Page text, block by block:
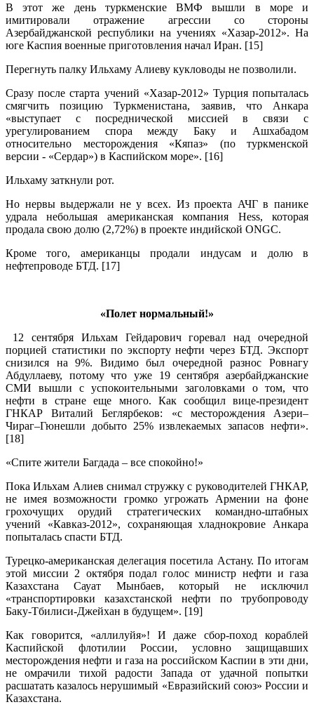
В этот же день туркменские ВМФ вышли в море и
имитировали отражение агрессии со стороны
Азербайджанской республики на учениях «Хазар-2012». На
юге Каспия военные приготовления начал Иран. [15]
Перегнуть палку Ильхаму Алиеву кукловоды не позволили.
Сразу после старта учений «Хазар-2012» Турция попыталась
смягчить позицию Туркменистана, заявив, что Анкара
«выступает с посреднической миссией в связи с
урегулированием спора между Баку и Ашхабадом
относительно месторождения «Кяпаз» (по туркменской
версии - «Сердар») в Каспийском море». [16]
Ильхаму заткнули рот.
Но нервы выдержали не у всех. Из проекта АЧГ в панике
удрала небольшая американская компания Hess, которая
продала свою долю (2,72%) в проекте индийской ONGC.
Кроме того, американцы продали индусам и долю в
нефтепроводе БТД. [17]
«Полет нормальный!»
12 сентября Ильхам Гейдарович горевал над очередной
порцией статистики по экспорту нефти через БТД. Экспорт
снизился на 9%. Видимо был очередной разнос Ровнагу
Абдуллаеву, потому что уже 19 сентября азербайджанские
СМИ вышли с успокоительными заголовками о том, что
нефти в стране еще много. Как сообщил вице-президент
ГНКАР Виталий Беглярбеков: «с месторождения Азери–
Чираг–Гюнешли добыто 25% извлекаемых запасов нефти».
[18]
«Спите жители Багдада – все спокойно!»
Пока Ильхам Алиев снимал стружку с руководителей ГНКАР,
не имея возможности громко угрожать Армении на фоне
грохочущих орудий стратегических командно-штабных
учений «Кавказ-2012», сохраняющая хладнокровие Анкара
попыталась спасти БТД.
Турецко-американская делегация посетила Астану. По итогам
этой миссии 2 октября подал голос министр нефти и газа
Казахстана Сауат Мынбаев, который не исключил
«транспортировки казахстанской нефти по трубопроводу
Баку-Тбилиси-Джейхан в будущем». [19]
Как говорится, «аллилуйя»! И даже сбор-поход кораблей
Каспийской флотилии России, условно защищавших
месторождения нефти и газа на российском Каспии в эти дни,
не омрачили тихой радости Запада от удачной попытки
расшатать казалось нерушимый «Евразийский союз» России и
Казахстана.